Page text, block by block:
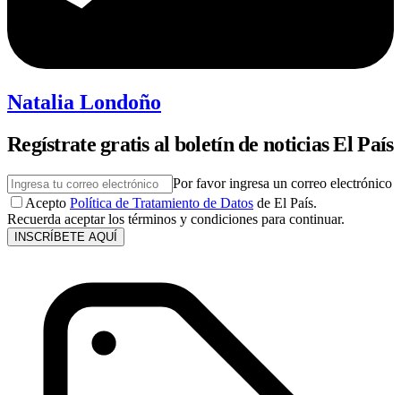
Natalia Londoño
Regístrate gratis al boletín de noticias El País
Por favor ingresa un correo electrónico
Acepto Política de Tratamiento de Datos de El País.
Recuerda aceptar los términos y condiciones para continuar.
INSCRÍBETE AQUÍ